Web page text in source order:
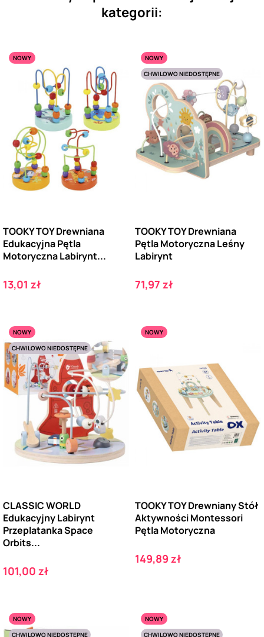
kategorii:
NOWY
TOOKY TOY Drewniana
Edukacyjna Pętla
Motoryczna Labirynt...
Cena
13,01 zł
NOWY
CHWILOWO NIEDOSTĘPNE
TOOKY TOY Drewniana
Pętla Motoryczna Leśny
Labirynt
Cena
71,97 zł
NOWY
CHWILOWO NIEDOSTĘPNE
CLASSIC WORLD
Edukacyjny Labirynt
Przeplatanka Space
Orbits...
Cena
101,00 zł
NOWY
TOOKY TOY Drewniany Stół
Aktywności Montessori
Pętla Motoryczna
Cena
149,89 zł
NOWY
CHWILOWO NIEDOSTĘPNE
NOWY
CHWILOWO NIEDOSTĘPNE